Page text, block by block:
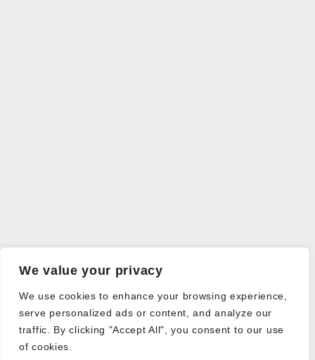
We value your privacy
We use cookies to enhance your browsing experience,
serve personalized ads or content, and analyze our
traffic. By clicking "Accept All", you consent to our use
of cookies.